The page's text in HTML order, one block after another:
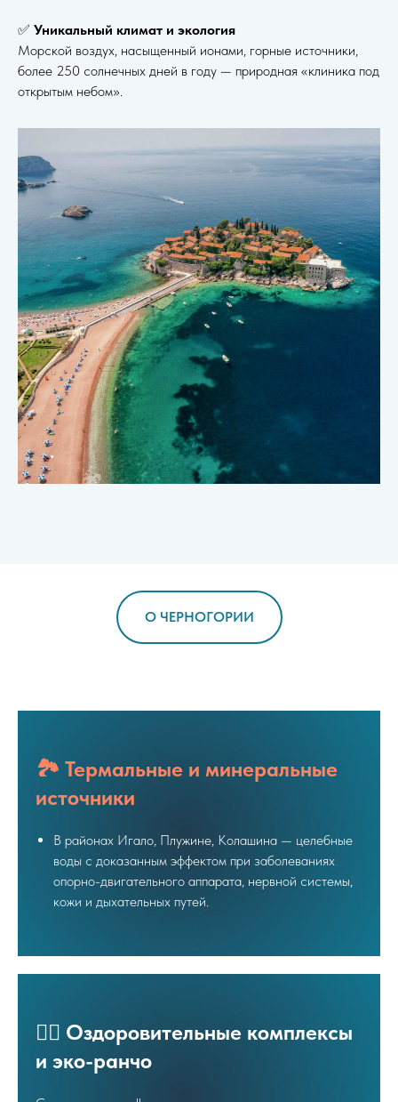
✅ Уникальный климат и экология
Морской воздух, насыщенный ионами, горные источники,
более 250 солнечных дней в году — природная «клиника под
открытым небом».
O ЧЕРНОГОРИИ
🏞️ Термальные и минеральные
источники
В районах Игало, Плужине, Колашина — целебные
воды с доказанным эффектом при заболеваниях
опорно-двигательного аппарата, нервной системы,
кожи и дыхательных путей.
💆‍♀️ Оздоровительные комплексы
и эко-ранчо